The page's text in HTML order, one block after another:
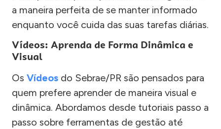
a maneira perfeita de se manter informado
enquanto você cuida das suas tarefas diárias.
Vídeos: Aprenda de Forma Dinâmica e
Visual
Os Vídeos do Sebrae/PR são pensados para
quem prefere aprender de maneira visual e
dinâmica. Abordamos desde tutoriais passo a
passo sobre ferramentas de gestão até